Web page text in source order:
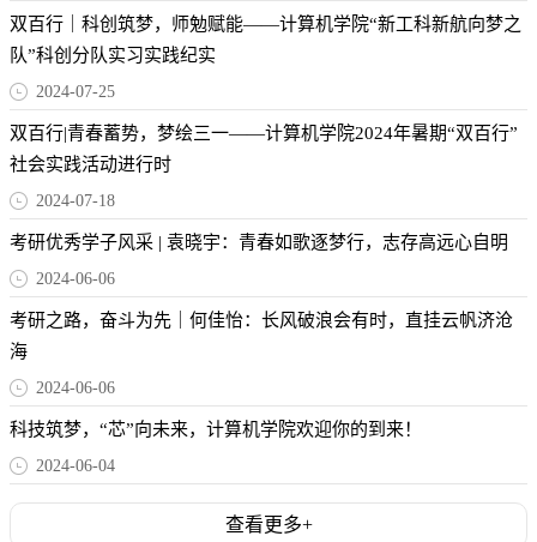
双百行｜科创筑梦，师勉赋能——计算机学院“新工科新航向梦之
队”科创分队实习实践纪实
2024-07-25
双百行|青春蓄势，梦绘三一——计算机学院2024年暑期“双百行”
社会实践活动进行时
2024-07-18
考研优秀学子风采 | 袁晓宇：青春如歌逐梦行，志存高远心自明
2024-06-06
考研之路，奋斗为先｜何佳怡：长风破浪会有时，直挂云帆济沧
海
2024-06-06
科技筑梦，“芯”向未来，计算机学院欢迎你的到来！
2024-06-04
查看更多+